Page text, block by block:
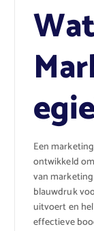
Een
ontwikkeld
van
blauwdruk
uitvoert en
effectieve